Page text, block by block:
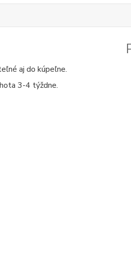
aj do kúpeľne.
3-4 týždne.